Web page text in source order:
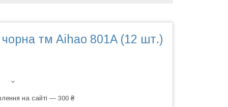
чорна тм Аihao 801А (12 шт.)
на сайті — 300 ₴